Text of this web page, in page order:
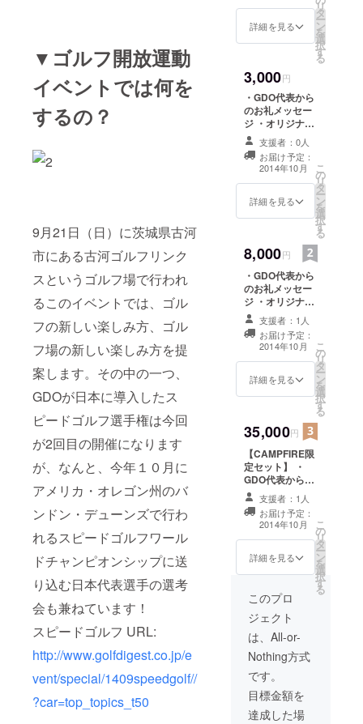
▼ゴルフ開放運動
イベントでは何を
するの？
9月21日（日）に茨城県古河
市にある古河ゴルフリンク
スというゴルフ場で行われ
るこのイベントでは、ゴル
フの新しい楽しみ方、ゴル
フ場の新しい楽しみ方を提
案します。その中の一つ、
GDOが日本に導入したス
ピードゴルフ選手権は今回
が2回目の開催になります
が、なんと、今年１０月に
アメリカ・オレゴン州のバ
ンドン・デューンズで行わ
れるスピードゴルフワール
ドチャンピオンシップに送
り込む日本代表選手の選考
会も兼ねています！
スピードゴルフ URL:
http://www.golfdigest.co.jp/e
vent/special/1409speedgolf//
?car=top_topics_t50
詳細を見る
リ
タ
ー
ン
を
選
択
す
る
3,000円
・GDO代表から
のお礼メッセー
ジ ・オリジナル
壁紙（PC＆スマ
ホ） ・GDO特製
ネームタグ
支援者：0人
お届け予定：
2014年10月
詳細を見る
こ
の
リ
タ
ー
ン
を
選
択
す
る
8,000円
・GDO代表から
のお礼メッセー
ジ ・オリジナル
壁紙（PC＆スマ
ホ） ・GDO特製
ネームタグ ・ス
ピードゴルフ
と、GDOのロゴ
入りオリジナル
支援者：1人
お届け予定：
2014年10月
詳細を見る
こ
の
リ
タ
ー
ン
を
選
択
す
る
35,000円
【CAMPFIRE限
定セット】 ・
GDO代表からの
お礼メッセージ
・オリジナル壁
紙（PC＆スマ
ホ） ・GDO特製
ネームタグ ・ス
ピードゴルフ
と、GDOのロゴ
キャップ ・GDO
ディーバッグ
支援者：1人
お届け予定：
2014年10月
詳細を見る
こ
の
リ
タ
ー
ン
を
選
択
す
る
このプロ
ジェクト
は、All-or-
Nothing方式
です。
目標金額を
達成した場